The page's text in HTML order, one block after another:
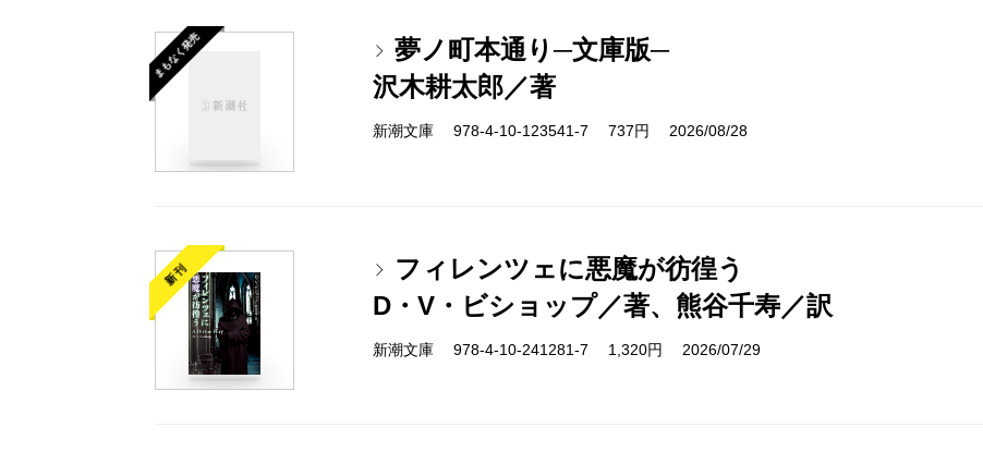
まもなく発売
夢ノ町本通り─文庫版─
沢木耕太郎／著
新潮文庫 978-4-10-123541-7 737円 2026/08/28
新刊
フィレンツェに悪魔が彷徨う
D・V・ビショップ／著、熊谷千寿／訳
新潮文庫 978-4-10-241281-7 1,320円 2026/07/29